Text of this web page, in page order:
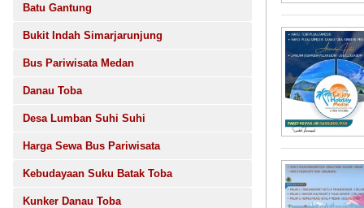
Batu Gantung
Bukit Indah Simarjarunjung
Bus Pariwisata Medan
Danau Toba
Desa Lumban Suhi Suhi
Harga Sewa Bus Pariwisata
Kebudayaan Suku Batak Toba
Kunker Danau Toba